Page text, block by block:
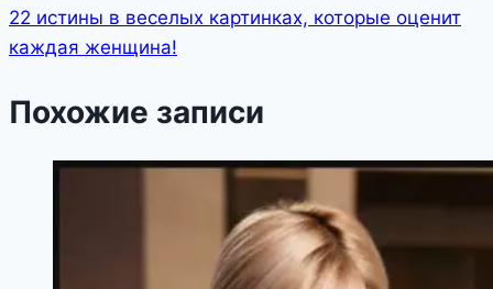
22 истины в веселых картинках, которые оценит
каждая женщина!
Похожие записи